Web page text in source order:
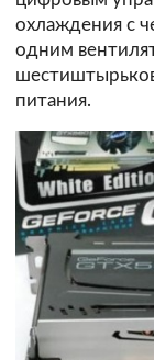
охлаждения с
одним
питания.